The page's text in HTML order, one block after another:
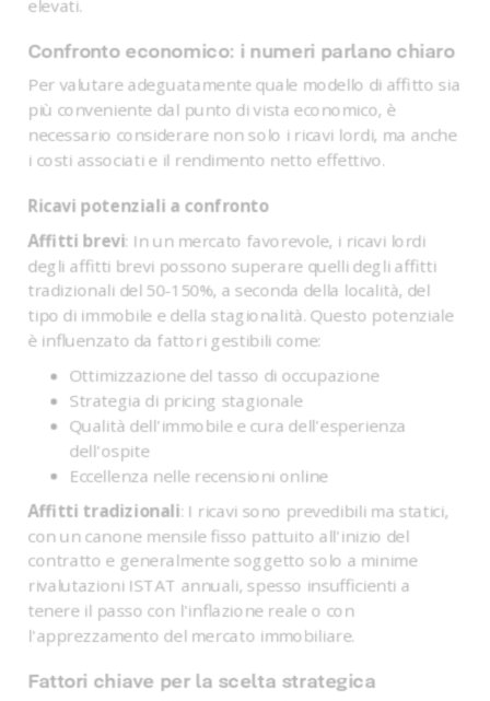
elevati.
Confronto economico: i numeri parlano chiaro
Per valutare adeguatamente quale modello di affitto sia
più conveniente dal punto di vista economico, è
necessario considerare non solo i ricavi lordi, ma anche
i costi associati e il rendimento netto effettivo.
Ricavi potenziali a confronto
Affitti brevi: In un mercato favorevole, i ricavi lordi
degli affitti brevi possono superare quelli degli affitti
tradizionali del 50-150%, a seconda della località, del
tipo di immobile e della stagionalità. Questo potenziale
è influenzato da fattori gestibili come:
Ottimizzazione del tasso di occupazione
Strategia di pricing stagionale
Qualità dell'immobile e cura dell'esperienza
dell'ospite
Eccellenza nelle recensioni online
Affitti tradizionali: I ricavi sono prevedibili ma statici,
con un canone mensile fisso pattuito all'inizio del
contratto e generalmente soggetto solo a minime
rivalutazioni ISTAT annuali, spesso insufficienti a
tenere il passo con l'inflazione reale o con
l'apprezzamento del mercato immobiliare.
Fattori chiave per la scelta strategica